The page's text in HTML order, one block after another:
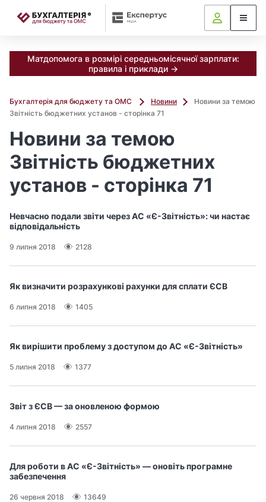
Матдопомога в розмірі середньомісячної зарплати:
правила і приклади →
Бухгалтерія для бюджету та ОМС Новини
Новини за темою
Звітність бюджетних установ - сторінка 71
Новини за темою
Звітність бюджетних
установ - сторінка 71
Невчасно подали звіти через АС «Є-Звітність»: чи настає
відповідальність
9 липня 2018 2128
Як визначити розрахункові рахунки для сплати ЄСВ
6 липня 2018 1405
Як вирішити проблему з доступом до АС «Є-Звітність»
5 липня 2018 1377
Звіт з ЄСВ — за оновленою формою
4 липня 2018 2557
Для роботи в АС «Є-Звітність» — оновіть програмне
забезпечення
26 червня 2018 13649